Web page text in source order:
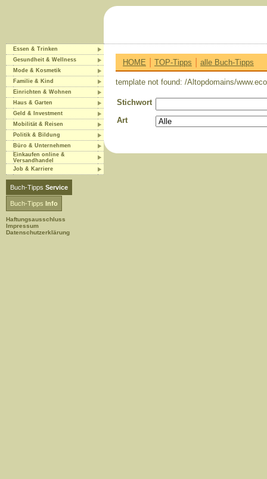
Essen & Trinken
Gesundheit & Wellness
Mode & Kosmetik
Familie & Kind
Einrichten & Wohnen
Haus & Garten
Geld & Investment
Mobilität & Reisen
Politik & Bildung
Büro & Unternehmen
Einkaufen online &
Versandhandel
Job & Karriere
Buch-Tipps Service
Buch-Tipps Info
Haftungsausschluss
Impressum
Datenschutzerklärung
HOME | TOP-Tipps | alle Buch-Tipps
template not found: /Altopdomains/
Stichwort
Art